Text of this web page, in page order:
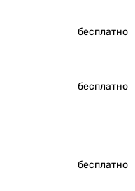
бесплатно
бесплатно
бесплатно